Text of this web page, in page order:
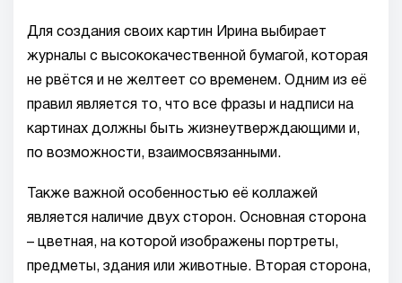
Для создания своих картин Ирина выбирает
журналы с высококачественной бумагой, которая
не рвётся и не желтеет со временем. Одним из её
правил является то, что все фразы и надписи на
картинах должны быть жизнеутверждающими и,
по возможности, взаимосвязанными.
Также важной особенностью её коллажей
является наличие двух сторон. Основная сторона
– цветная, на которой изображены портреты,
предметы, здания или животные. Вторая сторона,